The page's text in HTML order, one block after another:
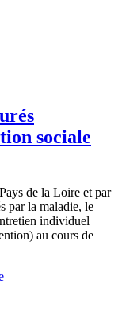
sociale
de la Loire et par
par la maladie, le
individuel
au cours de